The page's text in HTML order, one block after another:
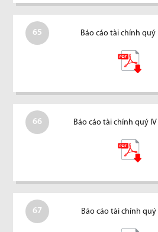
65 Báo cáo tài chính quý
66 Báo cáo tài chính quý
67 Báo cáo tài chính quý